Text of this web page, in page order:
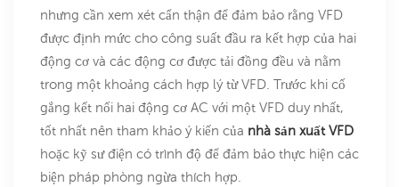
nhưng cần xem xét cẩn thận để đảm bảo rằng VFD
được định mức cho công suất đầu ra kết hợp của hai
động cơ và các động cơ được tải đồng đều và nằm
trong một khoảng cách hợp lý từ VFD. Trước khi cố
gắng kết nối hai động cơ AC với một VFD duy nhất,
tốt nhất nên tham khảo ý kiến ​​của nhà sản xuất VFD
hoặc kỹ sư điện có trình độ để đảm bảo thực hiện các
biện pháp phòng ngừa thích hợp.